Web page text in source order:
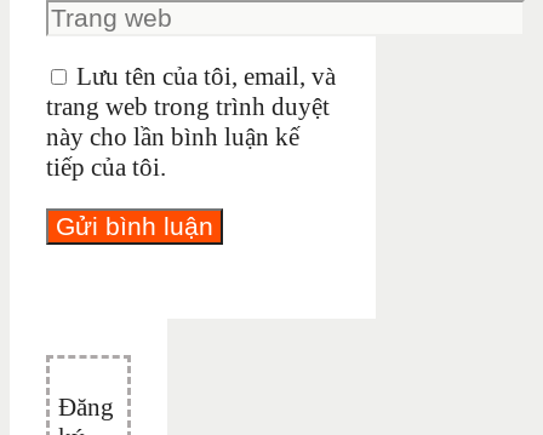
Lưu tên của tôi, email, và
trang web trong trình duyệt
này cho lần bình luận kế
tiếp của tôi.
Đăng